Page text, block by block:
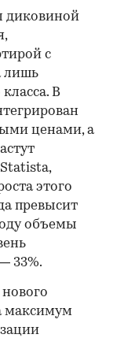
диковиной
с
лишь
В
ценами, а
этого
превысит
объемы
33%.
максимум